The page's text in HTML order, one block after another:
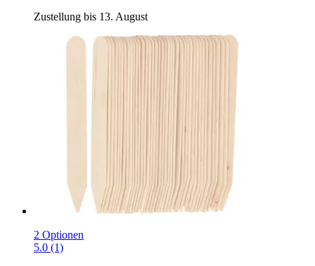
Zustellung bis 13. August
2 Optionen
5.0 (1)